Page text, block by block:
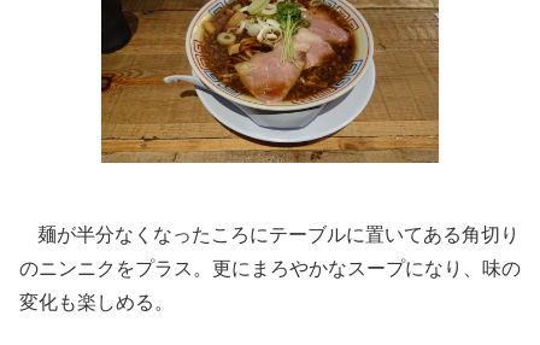
麺が半分なくなったころにテーブルに置いてある角切り
のニンニクをプラス。更にまろやかなスープになり、味の
変化も楽しめる。